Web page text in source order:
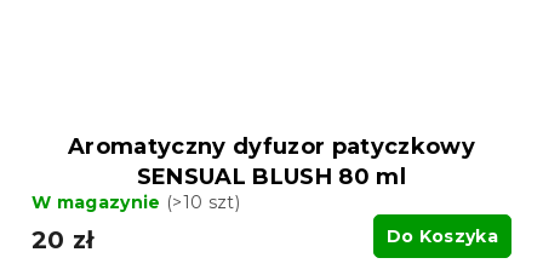
Aromatyczny dyfuzor patyczkowy
SENSUAL BLUSH 80 ml
W magazynie (>10 szt)
20 zł Do Koszyka